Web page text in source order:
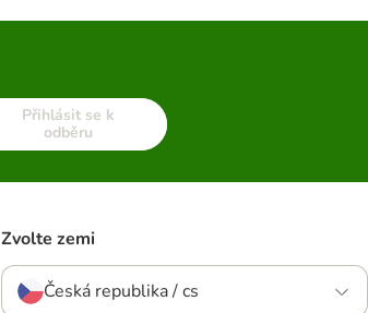
Přihlásit se k
odběru
Zvolte zemi
Česká republika / cs